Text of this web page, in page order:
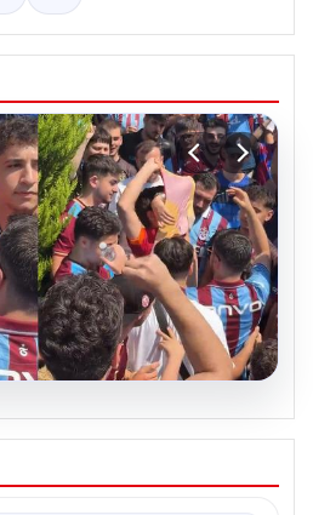
karşılamaya gelen
pişman ettiler!